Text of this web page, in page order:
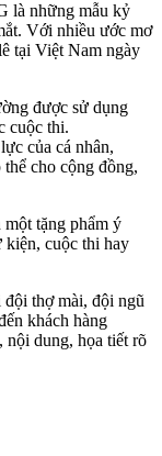
là những mẫu kỷ
Với nhiều ước mơ
tại Việt Nam ngày
được sử dụng
cuộc thi.
của cá nhân,
cho cộng đồng,
một tặng phẩm ý
kiện, cuộc thi hay
thợ mài, đội ngũ
khách hàng
nội dung, họa tiết rõ